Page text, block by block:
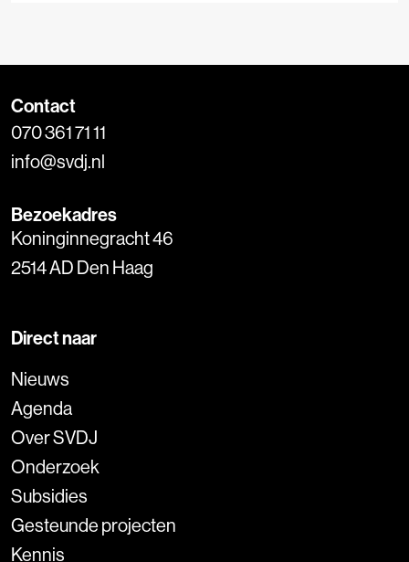
Contact
070 361 71 11
info@svdj.nl
Bezoekadres
Koninginnegracht 46
2514 AD Den Haag
Direct naar
Nieuws
Agenda
Over SVDJ
Onderzoek
Subsidies
Gesteunde projecten
Kennis